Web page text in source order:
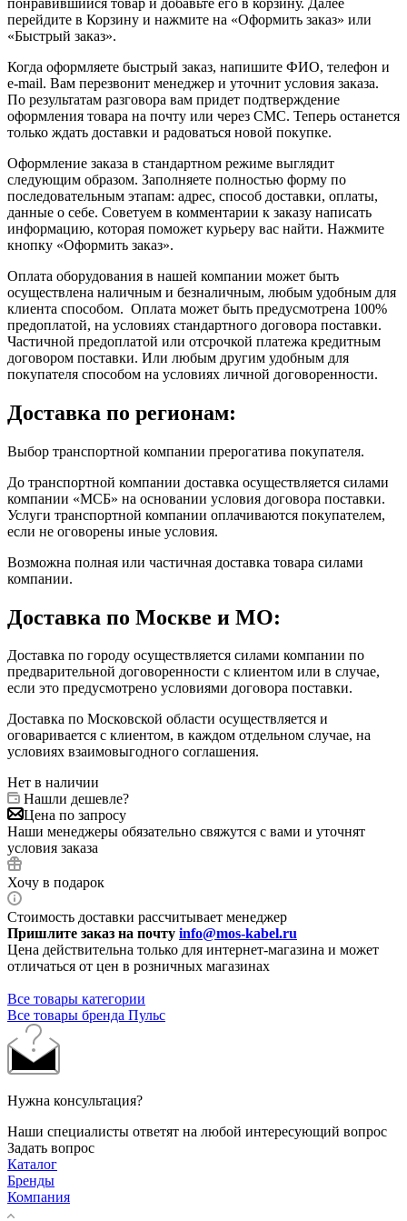
перейдите в Корзину и нажмите на «Оформить заказ» или
«Быстрый заказ».
Когда оформляете быстрый заказ, напишите ФИО, телефон и
e-mail. Вам перезвонит менеджер и уточнит условия заказа.
По результатам разговора вам придет подтверждение
оформления товара на почту или через СМС. Теперь останется
только ждать доставки и радоваться новой покупке.
Оформление заказа в стандартном режиме выглядит
следующим образом. Заполняете полностью форму по
последовательным этапам: адрес, способ доставки, оплаты,
данные о себе. Советуем в комментарии к заказу написать
информацию, которая поможет курьеру вас найти. Нажмите
кнопку «Оформить заказ».
Оплата оборудования в нашей компании может быть
осуществлена наличным и безналичным, любым удобным для
клиента способом. Оплата может быть предусмотрена 100%
предоплатой, на условиях стандартного договора поставки.
Частичной предоплатой или отсрочкой платежа кредитным
договором поставки. Или любым другим удобным для
покупателя способом на условиях личной договоренности.
Доставка по регионам:
Выбор транспортной компании прерогатива покупателя.
До транспортной компании доставка осуществляется силами
компании «МСБ» на основании условия договора поставки.
Услуги транспортной компании оплачиваются покупателем,
если не оговорены иные условия.
Возможна полная или частичная доставка товара силами
компании.
Доставка по Москве и МО:
Доставка по городу осуществляется силами компании по
предварительной договоренности с клиентом или в случае,
если это предусмотрено условиями договора поставки.
Доставка по Московской области осуществляется и
оговаривается с клиентом, в каждом отдельном случае, на
условиях взаимовыгодного соглашения.
Нет в наличии
Нашли дешевле?
Цена по запросу
Наши менеджеры обязательно свяжутся с вами и уточнят
условия заказа
Хочу в подарок
Стоимость доставки рассчитывает менеджер
Пришлите заказ на почту info@mos-kabel.ru
Цена действительна только для интернет-магазина и может
отличаться от цен в розничных магазинах
Все товары категории
Все товары бренда Пульс
Нужна консультация?
Наши специалисты ответят на любой интересующий вопрос
Задать вопрос
Каталог
Бренды
Компания